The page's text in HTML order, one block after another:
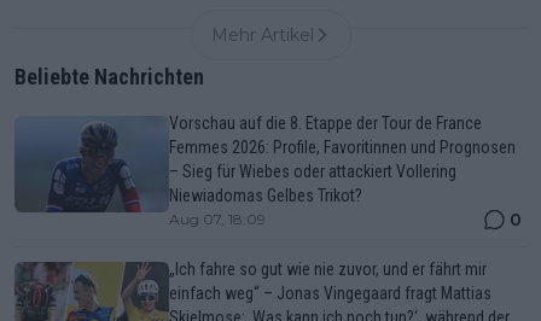
Mehr Artikel
Beliebte Nachrichten
Vorschau auf die 8. Etappe der Tour de France
Femmes 2026: Profile, Favoritinnen und Prognosen
– Sieg für Wiebes oder attackiert Vollering
Niewiadomas Gelbes Trikot?
Aug 07, 18:09 0
„Ich fahre so gut wie nie zuvor, und er fährt mir
einfach weg“ – Jonas Vingegaard fragt Mattias